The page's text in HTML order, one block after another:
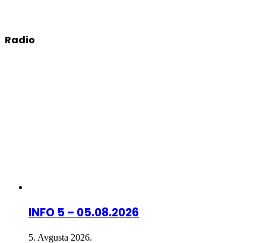
Radio
INFO 5 – 05.08.2026
5. Avgusta 2026.